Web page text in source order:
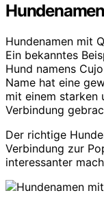
Hundenamen mit
Ein bekanntes
Hund namens
Name hat eine
mit einem starken
Verbindung
Der richtige
Verbindung zur
interessanter